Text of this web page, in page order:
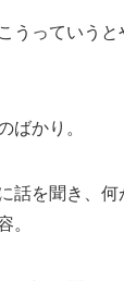
うっていう
ばかり。
話を聞き、何
。